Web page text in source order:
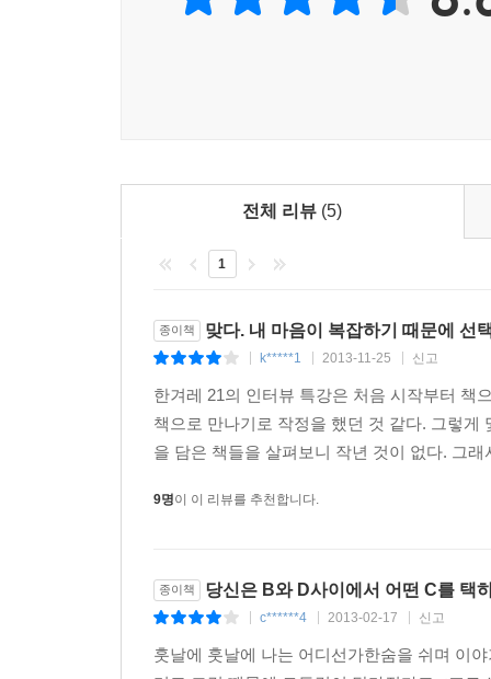
과정에서 선택의 길목에 섰을 때 항상 생각하는
상황 사이 그리고 우연과 필연 사이’. 언론인에서
선택한다고 했을 때 “가장 핵심적인 내면의 요구
모색하고 긴장의 끈을 놓지 말자고 이야기한다.
포기는 하지 말자고 간곡히 당부한다. “자기 삶의
조국 “정의를 판단하는 자가 강자의 목소리에만
‘진보의 아이돌’ 조국 서울대 법학전문대학원
공평하기 위해서다. 하지만 우리의 사법기관은?
사찰 사건 등의 실례를 통해 조 교수는 우리 사
그리고 그 변화를 위해 ‘깨어있는 시민’의 참여가
‘선택’은 카이스트 바이오및뇌공학과 정재승
선택’이라 믿는 많은 것들이 사실은 그리 합리
전체 리뷰 (5)
1
종이책 맞다. 내 마음이 복잡하기 때문에 선
k*****1 2013-11-25 신고
한겨레 21의 인터뷰 특강은 처음 시작부터 책
책으로 만나기로 작정을 했던 것 같다. 그렇
을 담은 책들을 살펴보니 작년 것이 없다. 그
9명이 이 리뷰를 추천합니다.
종이책 당신은 B와 D사이에서 어떤 C를 택
c******4 2013-02-17 신고
훗날에 훗날에 나는 어디선가한숨을 쉬며 이